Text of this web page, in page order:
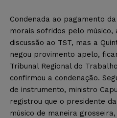
Condenada ao pagamento
morais sofridos pelo
discussão ao TST, mas a
negou provimento apelo,
Tribunal Regional do
confirmou a condenação.
de instrumento, ministro
registrou que o presidente
músico de maneira